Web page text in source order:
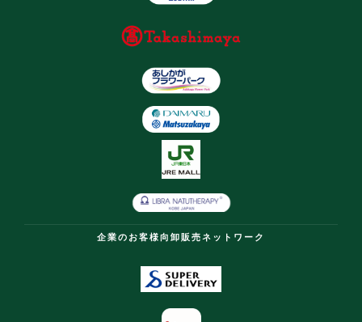
企業のお客様向卸販売ネットワーク